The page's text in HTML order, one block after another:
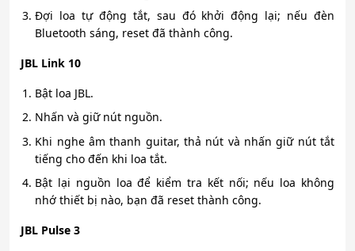
Đợi loa tự động tắt, sau đó khởi động lại; nếu đèn
Bluetooth sáng, reset đã thành công.
JBL Link 10
Bật loa JBL.
Nhấn và giữ nút nguồn.
Khi nghe âm thanh guitar, thả nút và nhấn giữ nút tắt
tiếng cho đến khi loa tắt.
Bật lại nguồn loa để kiểm tra kết nối; nếu loa không
nhớ thiết bị nào, bạn đã reset thành công.
JBL Pulse 3